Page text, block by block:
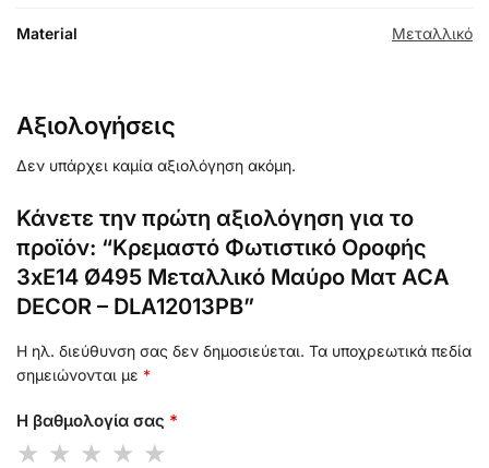
Material Μεταλλικό
Αξιολογήσεις
Δεν υπάρχει καμία αξιολόγηση ακόμη.
Κάνετε την πρώτη αξιολόγηση για το
προϊόν: “Κρεμαστό Φωτιστικό Οροφής
3xE14 Ø495 Μεταλλικό Μαύρο Ματ ACA
DECOR – DLA12013PB”
Η ηλ. διεύθυνση σας δεν δημοσιεύεται. Τα υποχρεωτικά πεδία
σημειώνονται με *
Η βαθμολογία σας *